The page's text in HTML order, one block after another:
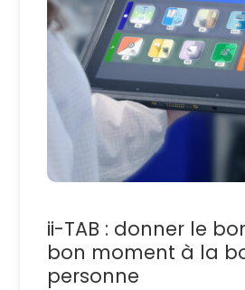
ii-TAB : donner le
bon moment à la
personne